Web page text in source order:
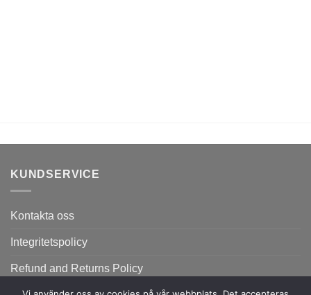
KUNDSERVICE
Kontakta oss
Integritetspolicy
Refund and Returns Policy